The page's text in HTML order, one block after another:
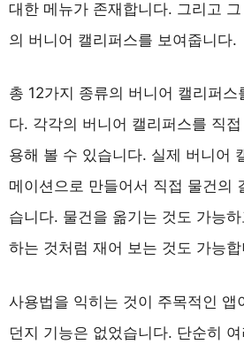
대한 메뉴가 존재합니다. 그리고
의 버니어 캘리퍼스를 보여줍니다.
총 12가지 종류의 버니어 캘리퍼스
다. 각각의 버니어 캘리퍼스를 직
용해 볼 수 있습니다. 실제 버니어
메이션으로 만들어서 직접 물건의
습니다. 물건을 옮기는 것도 가능
하는 것처럼 재어 보는 것도 가능
사용법을 익히는 것이 주목적인 앱
던지 기능은 없었습니다. 단순히